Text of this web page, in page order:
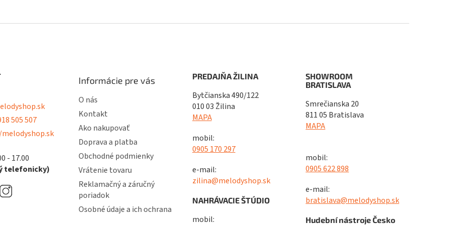
505 507
- 17.00
telefonicky)
Informácie pre vás
O nás
Kontakt
Ako nakupovať
Doprava a platba
Obchodné podmienky
Vrátenie tovaru
Reklamačný a záručný
poriadok
Osobné údaje a ich ochrana
PREDAJŇA ŽILINA
Bytčianska 490/122
010 03 Žilina
MAPA
mobil:
0905 170 297
e-mail:
zilina@melodyshop.sk
NAHRÁVACIE ŠTÚDIO
mobil:
SHOWROOM
BRATISLAVA
Smrečianska 20
811 05 Bratislava
MAPA
mobil:
0905 622 898
e-mail:
bratislava@melodyshop.sk
Hudební nástroje Česko